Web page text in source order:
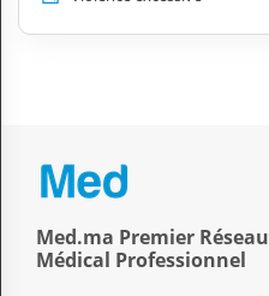
Med.ma Premier Réseau
Médical Professionnel